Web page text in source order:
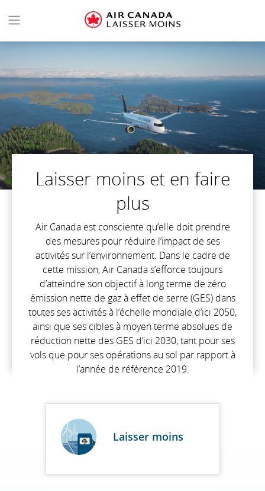
Laisser moins et en faire
plus
Air Canada est consciente qu’elle doit prendre
des mesures pour réduire l’impact de ses
activités sur l’environnement. Dans le cadre de
cette mission, Air Canada s’efforce toujours
d’atteindre son objectif à long terme de zéro
émission nette de gaz à effet de serre (GES) dans
toutes ses activités à l’échelle mondiale d’ici 2050,
ainsi que ses cibles à moyen terme absolues de
réduction nette des GES d’ici 2030, tant pour ses
vols que pour ses opérations au sol par rapport à
l’année de référence 2019.
Laisser moins